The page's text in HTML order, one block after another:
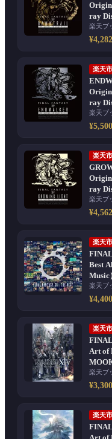
ray
楽天ブ
¥4,282
楽天
ray
楽天ブ
¥5,500
楽天
ray
楽天ブ
¥4,562
楽天
Best
Music
楽天ブ
¥4,400
楽天
Art of
楽天ブ
¥3,300
楽天